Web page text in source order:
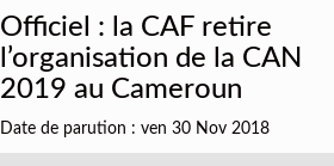
Officiel : la CAF retire
l’organisation de la CAN
2019 au Cameroun
Date de parution : ven 30 Nov 2018